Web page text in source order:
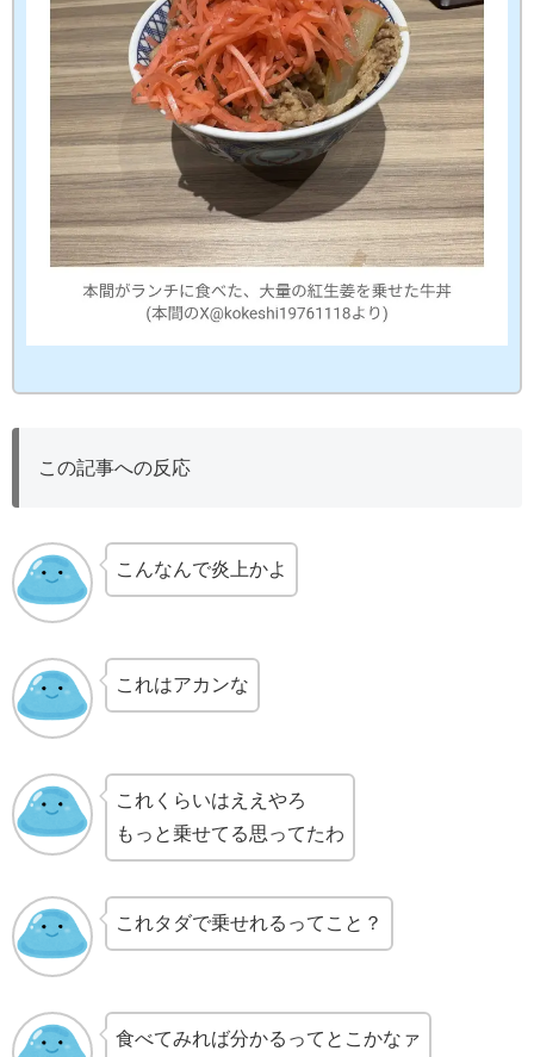
この記事への反応
こんなんで炎上かよ
これはアカンな
これくらいはええやろ
もっと乗せてる思ってたわ
これタダで乗せれるってこと？
食べてみれば分かるってとこかなァ